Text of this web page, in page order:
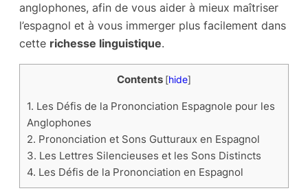
anglophones, afin de vous aider à mieux maîtriser
l’espagnol et à vous immerger plus facilement dans
cette richesse linguistique.
Contents [hide]
1. Les Défis de la Prononciation Espagnole pour les
Anglophones
2. Prononciation et Sons Gutturaux en Espagnol
3. Les Lettres Silencieuses et les Sons Distincts
4. Les Défis de la Prononciation en Espagnol